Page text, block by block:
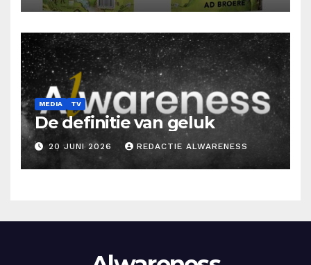
MEDIA TV
De definitie van geluk
20 JUNI 2026 REDACTIE ALWARENESS